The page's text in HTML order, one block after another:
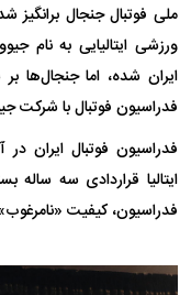
ملی فوتبال جنجال
ورزشی ایتالیایی به نام
ایران شده، اما جنجال‌ها
فدراسیون فوتبال با شرکت
فدراسیون فوتبال ایران
ایتالیا قراردادی سه ساله
فدراسیون، کیفیت